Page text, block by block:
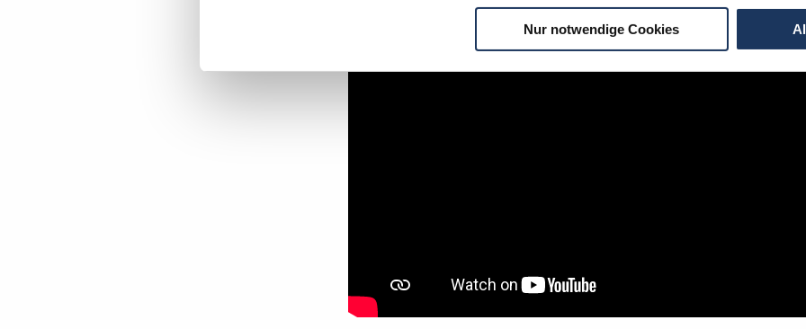
Nur notwendige Cookies